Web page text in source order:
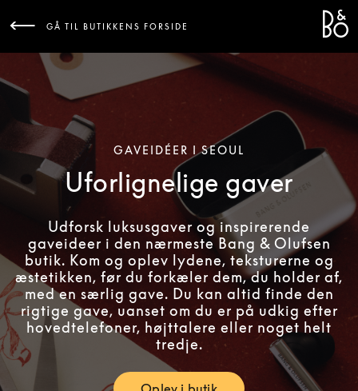
GÅ TIL BUTIKKENS FORSIDE
GAVEIDÉER I SEOUL
Uforlignelige gaver
Udforsk luksusgaver og inspirerende
gaveideer i den nærmeste Bang & Olufsen
butik. Kom og oplev lydene, teksturerne og
æstetikken, før du forkæler dem, du holder af,
med en særlig gave. Du kan altid finde den
rigtige gave, uanset om du er på udkig efter
hovedtelefoner, højttalere eller noget helt
tredje.